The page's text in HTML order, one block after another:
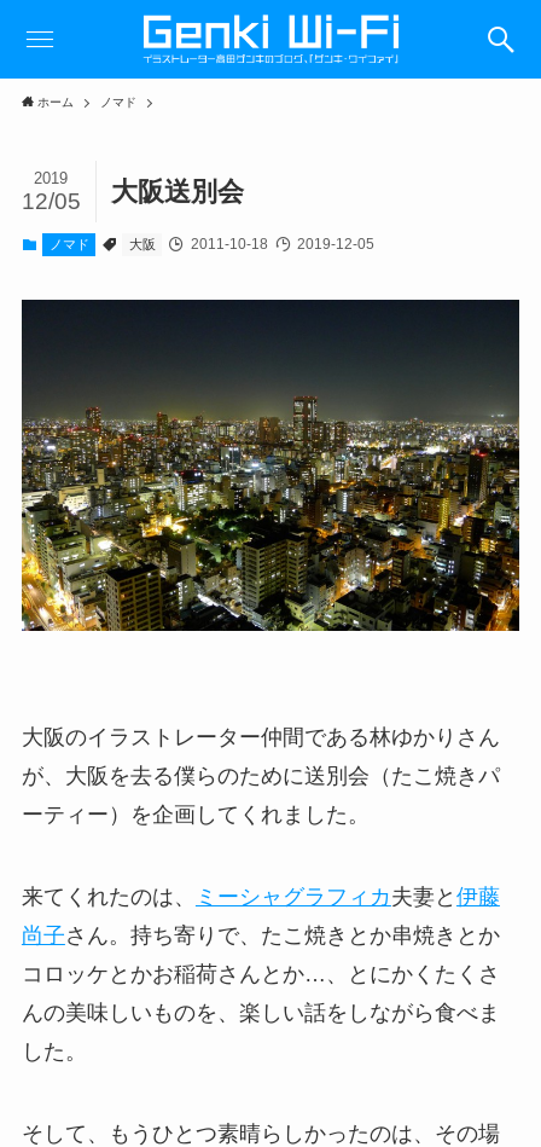
ホーム ノマド
大阪送別会
2019
12/05
ノマド 大阪 2011-10-18 2019-12-05
大阪のイラストレーター仲間である林ゆかりさん
が、大阪を去る僕らのために送別会（たこ焼きパ
ーティー）を企画してくれました。
来てくれたのは、 ミーシャグラフィカ夫妻と 伊藤
尚子さん。持ち寄りで、たこ焼きとか串焼きとか
コロッケとかお稲荷さんとか…、とにかくたくさ
んの美味しいものを、楽しい話をしながら食べま
した。
そして、もうひとつ素晴らしかったのは、その場